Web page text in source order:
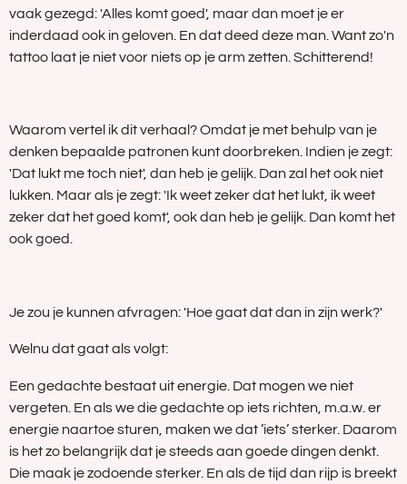
vaak gezegd: 'Alles komt goed', maar dan moet je er
inderdaad ook in geloven. En dat deed deze man. Want zo'n
tattoo laat je niet voor niets op je arm zetten. Schitterend!
Waarom vertel ik dit verhaal? Omdat je met behulp van je
denken bepaalde patronen kunt doorbreken. Indien je zegt:
'Dat lukt me toch niet', dan heb je gelijk. Dan zal het ook niet
lukken. Maar als je zegt: 'Ik weet zeker dat het lukt, ik weet
zeker dat het goed komt', ook dan heb je gelijk. Dan komt het
ook goed.
Je zou je kunnen afvragen: 'Hoe gaat dat dan in zijn werk?'
Welnu dat gaat als volgt:
Een gedachte bestaat uit energie. Dat mogen we niet
vergeten. En als we die gedachte op iets richten, m.a.w. er
energie naartoe sturen, maken we dat ’iets’ sterker. Daarom
is het zo belangrijk dat je steeds aan goede dingen denkt.
Die maak je zodoende sterker. En als de tijd dan rijp is breekt